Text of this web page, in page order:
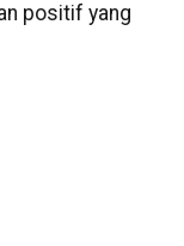
positif yang